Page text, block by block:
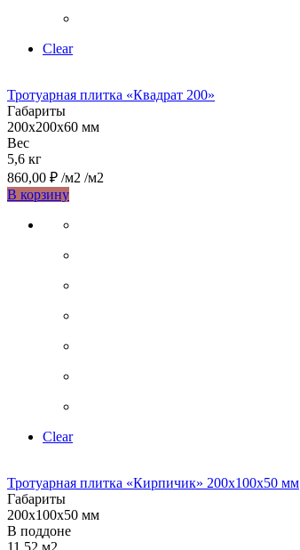
Clear
Тротуарная плитка «Квадрат 200»
Габариты
200х200х60 мм
Вес
5,6 кг
860,00 ₽ /м2 /м2
В корзинуЭтот
имеет
вариаций.
можно
на
Clear
Тротуарная плитка «Кирпичик» 200х100х50 мм
Габариты
200х100х50 мм
В поддоне